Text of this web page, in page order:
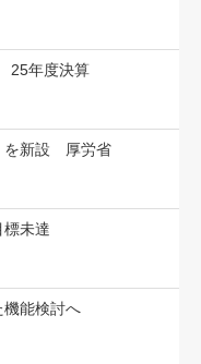
25年度決算
を新設 厚労省
未達
機能検討へ